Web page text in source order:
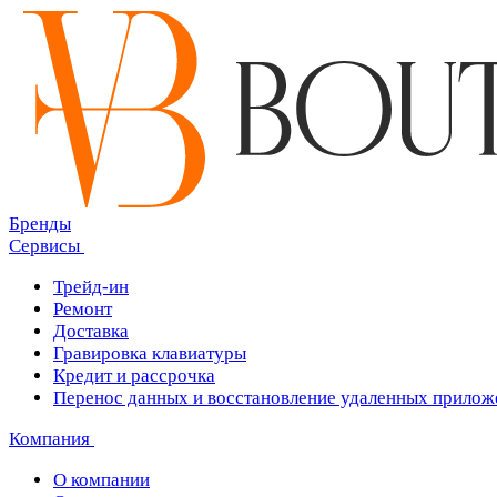
Бренды
Сервисы
Трейд-ин
Ремонт
Доставка
Гравировка клавиатуры
Кредит и рассрочка
Перенос данных и восстановление удаленных
Компания
О компании